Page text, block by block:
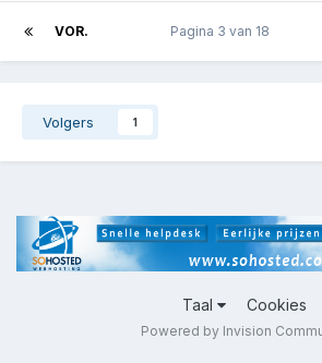
VOR. Pagina 3 van 18
Volgers 1
Taal Cookies
Powered by Invision